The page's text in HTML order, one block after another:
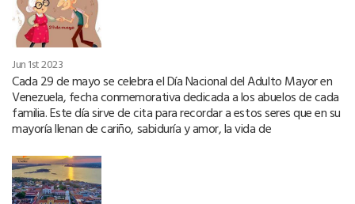
Jun 1st 2023
Cada 29 de mayo se celebra el Día Nacional del Adulto Mayor en
Venezuela, fecha conmemorativa dedicada a los abuelos de cada
familia. Este día sirve de cita para recordar a estos seres que en su
mayoría llenan de cariño, sabiduría y amor, la vida de